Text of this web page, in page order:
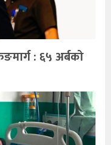
: ६५ अर्बको